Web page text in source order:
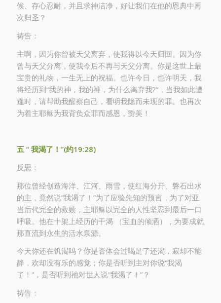
候、存心忍耐，并且求神洁净，好让我们在他的恩典中再
次归圣？
祷告：
主啊，因为你曾被天父离弃，使我得以今天归回。因为你
曾与天父分离，使我今后不再与天父分离。你是这世上最
宝贵的礼物，一生无上的祝福。也许今日，也许明天，我
将经历到“我的神，我的神，为什么离弃我?”，当我如此遭
逢时，请帮助我醒察自己，看明我隐而未现的罪。也再次
为着主耶稣为我背负众罪而感恩，赞美！
五 “ 我渴了！”(约19:28)
反思：
那位曾经创造海洋、江河、雨雪，使红海分开、磐石出水
的主，竟然说“我渴了！”为了应验先知的预言，为了对亚
当后代完全的救赎，主耶稣以完全的人性坚忍到最后一口
呼吸。他在十架上经历的干渴 （宝血的倾洒），为要成就
那直流到永生的活水泉源。
今天你还在饥渴吗？你是否体会过喝足了还渴，寂却不能
静，欢却没有乐的感觉；你是否听到主对你说“我渴
了！”，是否听到祂对世人说”我渴了！”？
祷告：